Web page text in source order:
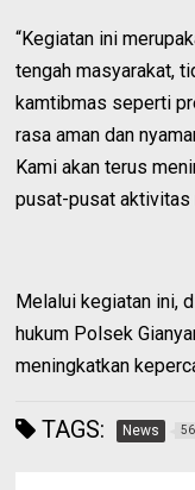
“Kegiatan ini
tengah masyarakat,
kamtibmas seperti
rasa aman dan
Kami akan terus
pusat-pusat aktivitas
Melalui kegiatan ini,
hukum Polsek
meningkatkan
TAGS: News